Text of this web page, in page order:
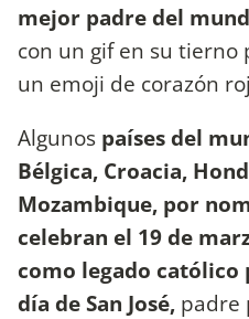
mejor padre del
con un gif en su tierno
un emoji de corazón
Algunos países del
Bélgica, Croacia,
Mozambique, por
celebran el 19 de
como legado
día de San José, padre